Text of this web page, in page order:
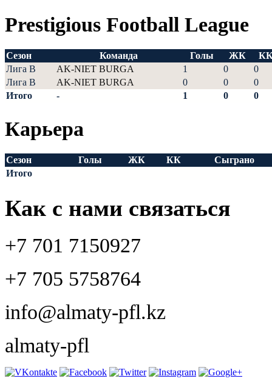
Prestigious Football League
Сезон Команда Голы ЖК
Лига В
AK-NIET BURGA 1 0
0
Лига В
AK-NIET BURGA 0 0
0
Итого
- 1 0 0
Карьера
Сезон Голы ЖК КК
Сыграно
Итого
Как с нами связаться
+7 701 7150927
+7 705 5758764
info@almaty-pfl.kz
almaty-pfl